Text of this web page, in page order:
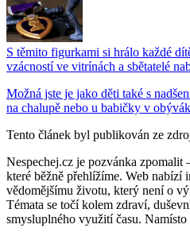
S těmito figurkami si hrálo každé
vzácností ve vitrínách a sbětatelé
Možná jste je jako děti také s
na chalupě nebo u babičky v
Tento článek byl publikován ze
Nespechej.cz je pozvánka zpomalit
které běžně přehlížíme. Web nabízí
vědomějšímu životu, který není o
Témata se točí kolem zdraví,
smysluplného využití času.